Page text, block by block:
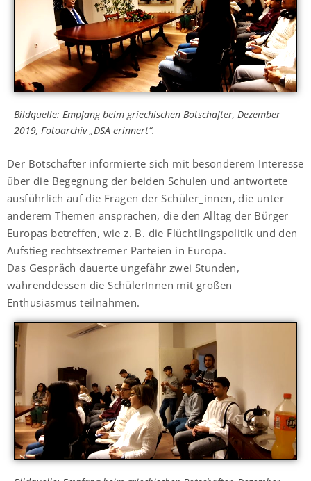
Bildquelle: Empfang beim griechischen Botschafter, Dezember
2019, Fotoarchiv „DSA erinnert“.
Der Botschafter informierte sich mit besonderem Interesse
über die Begegnung der beiden Schulen und antwortete
ausführlich auf die Fragen der Schüler_innen, die unter
anderem Themen ansprachen, die den Alltag der Bürger
Europas betreffen, wie z. B. die Flüchtlingspolitik und den
Aufstieg rechtsextremer Parteien in Europa.
Das Gespräch dauerte ungefähr zwei Stunden,
währenddessen die SchülerInnen mit großen
Enthusiasmus teilnahmen.